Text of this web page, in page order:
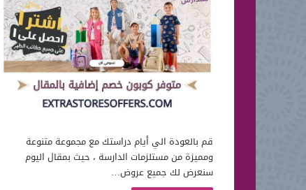
قم بالعودة الي أيام دراستك مع مجموعة متنوعة
ومميزة من مستلزمات الدارسة ، حيث بمقال اليوم
سنعرض لك جميع عروض…